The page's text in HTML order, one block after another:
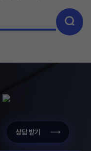
상담 받기